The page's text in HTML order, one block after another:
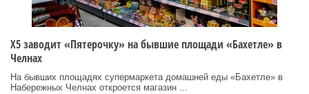
Х5 заводит «Пятерочку» на бывшие площади «Бахетле» в
Челнах
На бывших площадях супермаркета домашней еды «Бахетле» в
Набережных Челнах откроется магазин ...